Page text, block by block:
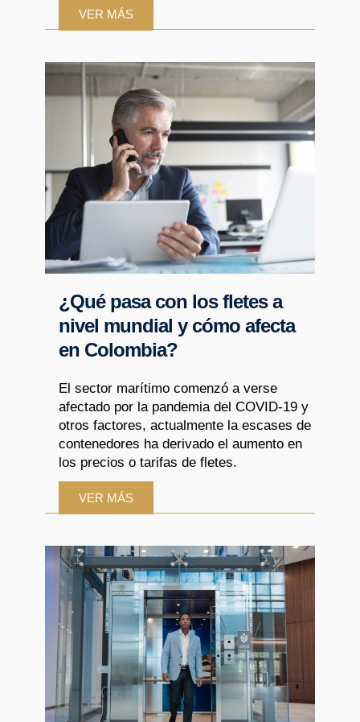
VER MÁS
¿Qué pasa con los fletes a
nivel mundial y cómo afecta
en Colombia?
El sector marítimo comenzó a verse
afectado por la pandemia del COVID-19 y
otros factores, actualmente la escases de
contenedores ha derivado el aumento en
los precios o tarifas de fletes.
VER MÁS